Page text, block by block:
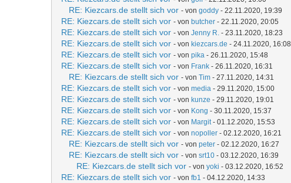
RE: Kiezcars.de stellt sich vor - von goddy - 22.11.2020, 19:39
RE: Kiezcars.de stellt sich vor - von butcher - 22.11.2020, 20:05
RE: Kiezcars.de stellt sich vor - von Jenny R. - 23.11.2020, 18:23
RE: Kiezcars.de stellt sich vor - von kiezcars.de - 24.11.2020, 16:08
RE: Kiezcars.de stellt sich vor - von pika - 26.11.2020, 15:48
RE: Kiezcars.de stellt sich vor - von Frank - 26.11.2020, 16:31
RE: Kiezcars.de stellt sich vor - von Tim - 27.11.2020, 14:31
RE: Kiezcars.de stellt sich vor - von media - 29.11.2020, 15:00
RE: Kiezcars.de stellt sich vor - von kunze - 29.11.2020, 19:01
RE: Kiezcars.de stellt sich vor - von Kong - 30.11.2020, 15:37
RE: Kiezcars.de stellt sich vor - von Margit- 01.12.2020, 15:53
RE: Kiezcars.de stellt sich vor - von nopoller - 02.12.2020, 16:21
RE: Kiezcars.de stellt sich vor - von peter - 02.12.2020, 16:27
RE: Kiezcars.de stellt sich vor - von srt10 - 03.12.2020, 16:39
RE: Kiezcars.de stellt sich vor - von yoki - 03.12.2020, 16:52
RE: Kiezcars.de stellt sich vor - von fb1 - 04.12.2020, 14:33